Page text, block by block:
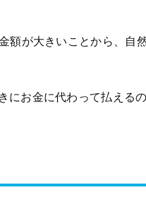
額が大きいことから、自
お金に代わって払えるの